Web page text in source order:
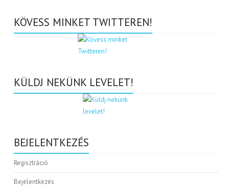
KÖVESS MINKET TWITTEREN!
KÜLDJ NEKÜNK LEVELET!
BEJELENTKEZÉS
Regisztráció
Bejelentkezés